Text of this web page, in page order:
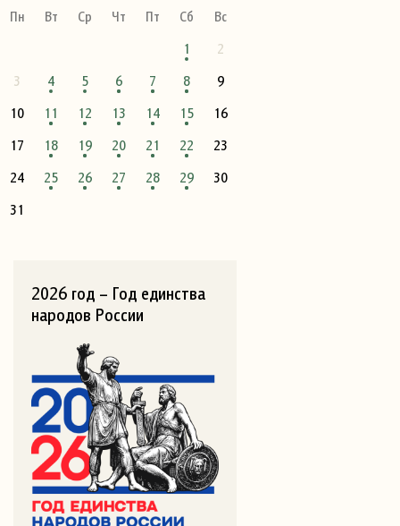
Пн
Вт Ср Чт Пт Сб
Вс
1
2
3
4 5 6 7 8
9
10
11 12 13 14 15
16
17
18 19 20 21 22
23
24
25 26 27 28 29
30
31
2026 год – Год единства
народов России